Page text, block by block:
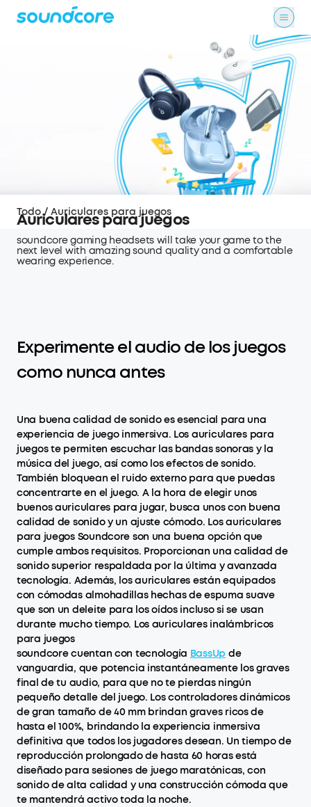
Auriculares para juegos
soundcore gaming headsets will take your game to the
next level with amazing sound quality and a comfortable
wearing experience.
Todo / Auriculares para juegos
Experimente el audio de los juegos
como nunca antes
Una buena calidad de sonido es esencial para una
experiencia de juego inmersiva. Los auriculares para
juegos te permiten escuchar las bandas sonoras y la
música del juego, así como los efectos de sonido.
También bloquean el ruido externo para que puedas
concentrarte en el juego. A la hora de elegir unos
buenos auriculares para jugar, busca unos con buena
calidad de sonido y un ajuste cómodo. Los auriculares
para juegos Soundcore son una buena opción que
cumple ambos requisitos. Proporcionan una calidad de
sonido superior respaldada por la última y avanzada
tecnología. Además, los auriculares están equipados
con cómodas almohadillas hechas de espuma suave
que son un deleite para los oídos incluso si se usan
durante mucho tiempo. Los auriculares inalámbricos
para juegos
soundcore cuentan con tecnología BassUp de
vanguardia, que potencia instantáneamente los graves
final de tu audio, para que no te pierdas ningún
pequeño detalle del juego. Los controladores dinámicos
de gran tamaño de 40 mm brindan graves ricos de
hasta el 100%, brindando la experiencia inmersiva
definitiva que todos los jugadores desean. Un tiempo de
reproducción prolongado de hasta 60 horas está
diseñado para sesiones de juego maratónicas, con
sonido de alta calidad y una construcción cómoda que
te mantendrá activo toda la noche.